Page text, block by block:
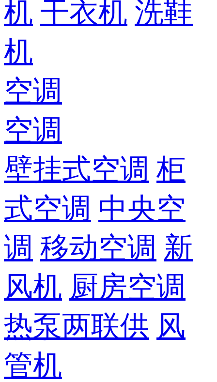
机 干衣机 洗鞋
机
空调
空调
壁挂式空调 柜
式空调 中央空
调 移动空调 新
风机 厨房空调
热泵两联供 风
管机